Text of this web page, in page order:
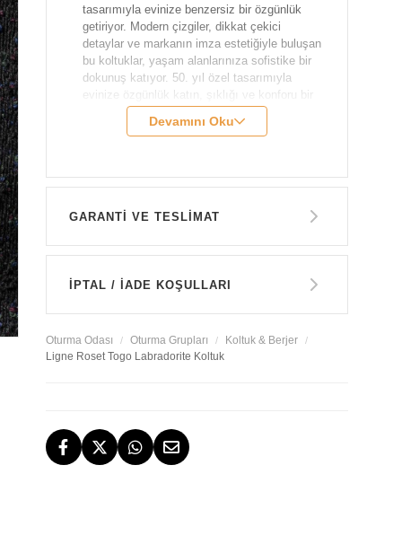
tasarımıyla evinize benzersiz bir özgünlük
getiriyor. Modern çizgiler, dikkat çekici
detaylar ve markanın imza estetiğiyle buluşan
bu koltuklar, yaşam alanlarınıza sofistike bir
dokunuş katıyor. 50. yıl özel tasarımıyla
evinize özgünlük katın, şıklığı ve konforu bir
arada yaşayın!
Ligne Roset
Genişlik:86 cm
Yükseklik:68 cm
Oturum Yüksekliği:38 cm
Malzeme:Köpük minder üzeri kumaş
Tasarımcı:Michel Ducaroy
Ürün Kodu:LR-15420000-
ATOMLABRADORITE
Devamını Oku
GARANTİ VE TESLİMAT
GARANTİ
TESLİMAT
İstanbul, İzmir ve Bodrum (Muğla)
İPTAL / İADE KOŞULLARI
ÜCRETSİZ İADE HAKKI
Oturma Odası Oturma Grupları
Koltuk & Berjer
Ligne Roset Togo Labradorite Koltuk